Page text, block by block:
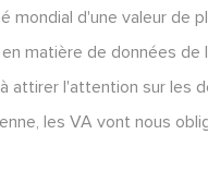
d'une valeur de
matière de données de
attirer l'attention sur les
les VA vont nous